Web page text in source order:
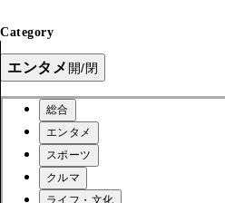
Category
エンタメ 開/閉
総合
エンタメ
スポーツ
クルマ
ライフ・文化